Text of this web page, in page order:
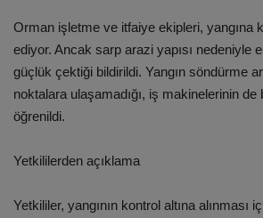
VİDEO
Orman işletme ve itfaiye ekipleri, yangına
ediyor. Ancak sarp arazi yapısı nedeniyle
güçlük çektiği bildirildi. Yangın söndürme
noktalara ulaşamadığı, iş makinelerinin
öğrenildi.
Yetkililerden açıklama
Yetkililer, yangının kontrol altına alınması